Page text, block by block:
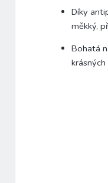
Díky
měkký,
Bohatá